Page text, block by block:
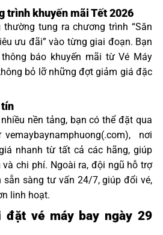
trình khuyến mãi Tết 2026
thường tung ra chương trình “Săn
ưu đãi” vào từng giai đoạn. Bạn
báo khuyến mãi từ Vé Máy
bỏ lỡ những đợt giảm giá đặc
tín
nền tảng, bạn có thể đặt qua
nơi
nhanh từ tất cả các hãng, giúp
chi phí. Ngoài ra, đội ngũ hỗ trợ
sẵn sàng tư vấn 24/7, giúp đổi vé,
linh hoạt.
vé máy bay ngày 29